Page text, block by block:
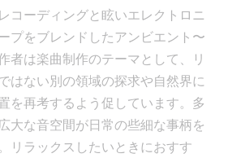
コーディングと眩いエレクトロニ
プをブレンドしたアンビエント〜
者は楽曲制作のテーマとして、リ
はない別の領域の探求や自然界に
を再考するよう促しています。多
大な音空間が日常の些細な事柄を
リラックスしたいときにおすす